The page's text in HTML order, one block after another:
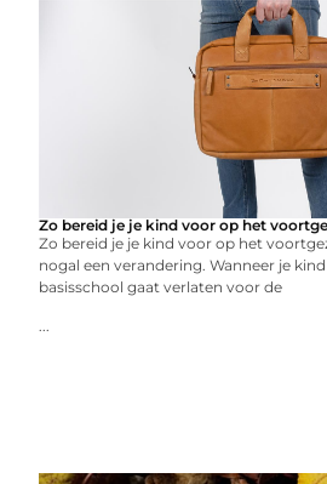
Zo bereid je je kind voor op het
Zo bereid je je kind voor op het
nogal een verandering. Wanneer je
basisschool gaat verlaten voor de
...